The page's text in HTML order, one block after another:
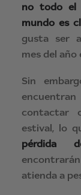
no todo el
mundo es
gusta ser
mes del año
Sin
contactar
estival, lo
pérdida
atienda a